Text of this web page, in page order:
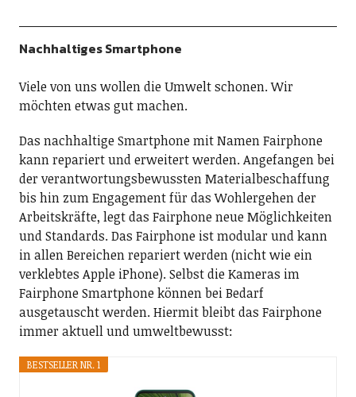
Nachhaltiges Smartphone
Viele von uns wollen die Umwelt schonen. Wir
möchten etwas gut machen.
Das nachhaltige Smartphone mit Namen Fairphone
kann repariert und erweitert werden. Angefangen bei
der verantwortungsbewussten Materialbeschaffung
bis hin zum Engagement für das Wohlergehen der
Arbeitskräfte, legt das Fairphone neue Möglichkeiten
und Standards. Das Fairphone ist modular und kann
in allen Bereichen repariert werden (nicht wie ein
verklebtes Apple iPhone). Selbst die Kameras im
Fairphone Smartphone können bei Bedarf
ausgetauscht werden. Hiermit bleibt das Fairphone
immer aktuell und umweltbewusst:
BESTSELLER NR. 1